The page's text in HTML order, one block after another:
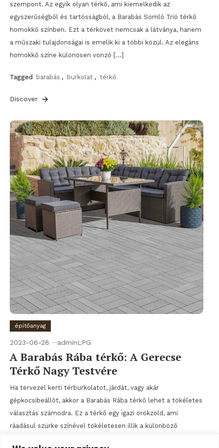
szempont. Az egyik olyan térkő, ami kiemelkedik az
egyszerűségből és tartósságból, a Barabás Somló Trió térkő
homokkő színben. Ezt a térkövet nemcsak a látványa, hanem
a műszaki tulajdonságai is emelik ki a többi közül. Az elegáns
homokkő színe különösen vonzó […]
Tagged barabás , burkolat , térkő
Discover
építőanyag
2023-06-28 adminLPG
A Barabás Rába térkő: A Gerecse
Térkő Nagy Testvére
Ha tervezel kerti térburkolatot, járdát, vagy akár
gépkocsibeállót, akkor a Barabás Rába térkő lehet a tökéletes
választás számodra. Ez a térkő egy igazi örökzöld, ami
ráadásul szürke színével tökéletesen illik a különböző